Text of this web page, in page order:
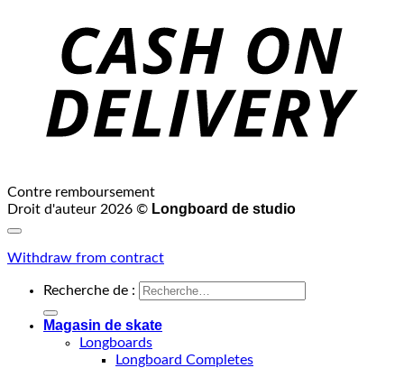
Contre remboursement
Droit d'auteur 2026 © Longboard de studio
Withdraw from contract
Recherche de :
Magasin de skate
Longboards
Longboard Completes